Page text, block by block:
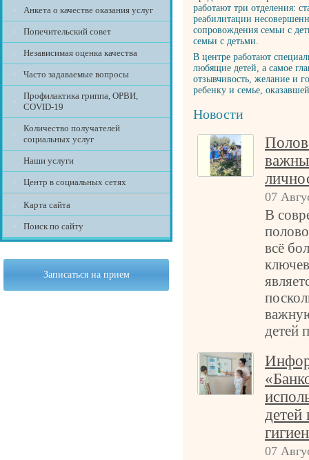
Анкета о качестве оказания услуг
Попечительский совет
Независимая оценка качества
Часто задаваемые вопросы
Профилактика гриппа, ОРВИ,
COVID-19
Количество получателей
социальных услуг
Наши услуги
Центр в социальных сетях
Карта сайта
Поиск по сайту
Записаться на прием
работают три отделения:
реабилитации
сопровождения семьи с
семьи с детьми.
В центре работают
любящие детей, а самое
отзывчивость, желание и
ребенку и семье,
Новости
07
В
всё
детей
детей
07